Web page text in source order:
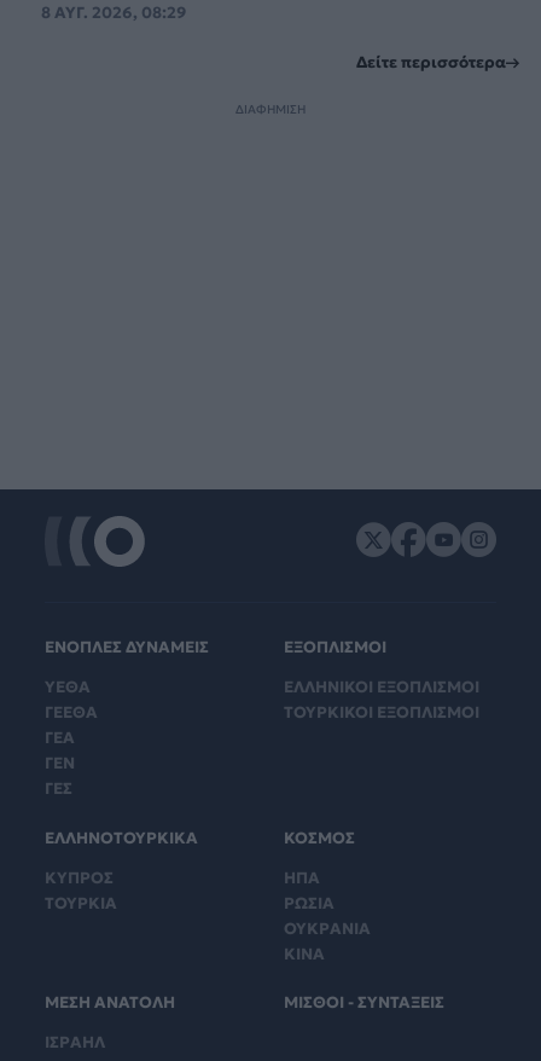
8 ΑΥΓ. 2026, 08:29
Δείτε περισσότερα
ΔΙΑΦΗΜΙΣΗ
ΕΝΟΠΛΕΣ ΔΥΝΑΜΕΙΣ
ΥΕΘΑ
ΓΕΕΘΑ
ΓΕΑ
ΓΕΝ
ΓΕΣ
ΕΞΟΠΛΙΣΜΟΙ
ΕΛΛΗΝΙΚΟΙ ΕΞΟΠΛΙΣΜΟΙ
ΤΟΥΡΚΙΚΟΙ ΕΞΟΠΛΙΣΜΟΙ
ΕΛΛΗΝΟΤΟΥΡΚΙΚΑ
ΚΥΠΡΟΣ
ΤΟΥΡΚΙΑ
ΚΟΣΜΟΣ
ΗΠΑ
ΡΩΣΙΑ
ΟΥΚΡΑΝΙΑ
ΚΙΝΑ
ΜΕΣΗ ΑΝΑΤΟΛΗ
ΙΣΡΑΗΛ
ΜΙΣΘΟΙ - ΣΥΝΤΑΞΕΙΣ